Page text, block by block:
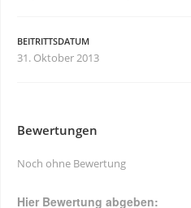
BEITRITTSDATUM
31. Oktober 2013
Bewertungen
Noch ohne Bewertung
Hier Bewertung abgeben: